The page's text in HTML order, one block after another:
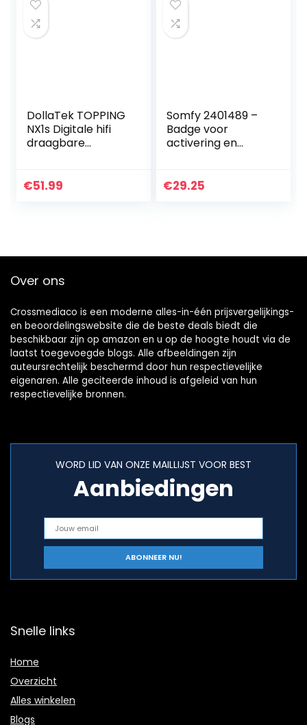
DollaTek TOPPING
NX1s Digitale hifi
draagbare
zilver
€51.99
Somfy 2401489 –
Badge voor
activering en
Handsfree functie |
€29.25
Over ons
Crossmediaco is een moderne alles-in-één prijsvergelijkings-
en beoordelingswebsite die de beste deals biedt die
beschikbaar zijn op amazon en u op de hoogte houdt via de
laatst toegevoegde blogs. Alle afbeeldingen zijn
auteursrechtelijk beschermd door hun respectievelijke
eigenaren. Alle geciteerde inhoud is afgeleid van hun
respectievelijke bronnen.
WORD LID VAN ONZE MAILLIJST VOOR BEST
Aanbiedingen
Snelle links
Home
Overzicht
Alles winkelen
Blogs